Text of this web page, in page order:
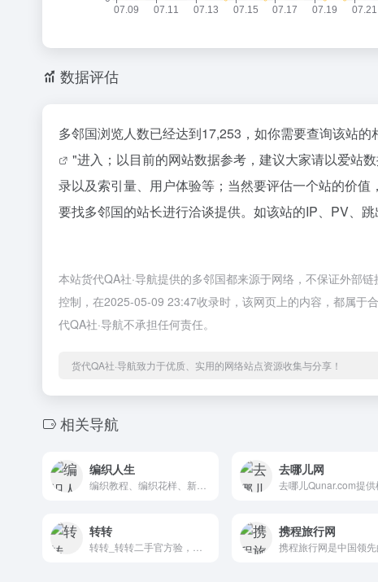
数据评估
多邻国浏览人数已经达到17,253，如你需要查询该站的
"进入；以目前的网站数据参考，建议大家请以爱站
录以及索引量、用户体验等；当然要评估一个站的价
要找多邻国的站长进行洽谈提供。如该站的IP、PV、跳
本站货代QA社·导航提供的多邻国都来源于网络，不保证外部
控制，在2025-05-09 23:47收录时，该网页上的内容，都属于
代QA社·导航不承担任何责任。
货代QA社·导航致力于优质、实用的网络站点资源收集与分享！
相关导航
编织人生 去哪儿网
转转 携程旅行网